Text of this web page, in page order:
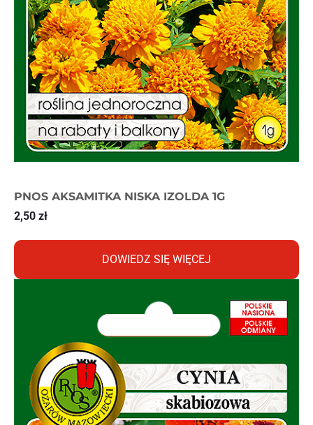
PNOS AKSAMITKA NISKA IZOLDA 1G
2,50 zł
DOWIEDZ SIĘ WIĘCEJ